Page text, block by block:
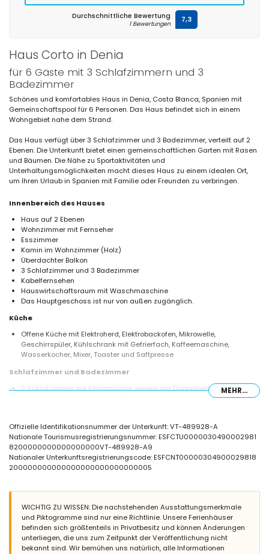
Haus Corto in Denia
für 6 Gäste mit 3 Schlafzimmern und 3
Badezimmer
Schönes und komfortables Haus in Denia, Costa Blanca, Spanien mit
Gemeinschaftspool für 6 Personen. Das Haus befindet sich in einem
Wohngebiet nahe dem Strand.
Das Haus verfügt über 3 Schlafzimmer und 3 Badezimmer, verteilt auf 2
Ebenen. Die Unterkunft bietet einen gemeinschaftlichen Garten mit Rasen
und Bäumen. Die Nähe zu Sportaktivitäten und
Unterhaltungsmöglichkeiten macht dieses Haus zu einem idealen Ort,
um Ihren Urlaub in Spanien mit Familie oder Freunden zu verbringen.
Innenbereich des Hauses
Haus auf 2 Ebenen
Wohnzimmer mit Fernseher
Esszimmer
Kamin im Wohnzimmer (Holz)
Überdachter Balkon
3 Schlafzimmer und 3 Badezimmer
Kabelfernsehen
Hauswirtschaftsraum mit Waschmaschine
Das Hauptgeschoss ist nur von außen zugänglich.
Küche
Offene Küche mit Elektroherd, Elektrobackofen, Mikrowelle,
Geschirrspüler, Kühlschrank mit Gefrierfach, Kaffeemaschine,
Wasserkocher, Mixer, Toaster und Saftpresse
Schlafzimmer und Badezimmer
2 Schlafzimmer mit Klimaanlage, jeweils mit Doppelbett, Ventilator
2 en-suite Badezimmer, jeweils mit Einzelwaschbecken, Dusche und
Toilette
Badezimmer mit Einzelwaschbecken, Dusche und Toilette
Außenbereich des Hauses
Gemeinschaftspool mit den Maßen 18m x 9m und 2m Tiefe
Kinderbecken
Gemeinschaftsgarten mit Rasen und Bäumen
Grill
Außendusche
Sitzbereich und Essbereich im Freien
MEHR...
Offizielle Identifikationsnummer der Unterkunft: VT-489928-A
Nationale Tourismusregistrierungsnummer: ESFCTU0000030490002981
8200000000000000000VT-489928-A9
Nationaler Unterkunftsregistrierungscode: ESFCNT00000304900029818
200000000000000000000000000005
WICHTIG ZU WISSEN: Die nachstehenden Ausstattungsmerkmale
und Piktogramme sind nur eine Richtlinie. Unsere Ferienhäuser
befinden sich größtenteils in Privatbesitz und können Änderungen
unterliegen, die uns zum Zeitpunkt der Veröffentlichung nicht
bekannt sind. Wir bemühen uns natürlich, alle Informationen
Durchschnittliche Bewertung
1 Bewertungen 7,3